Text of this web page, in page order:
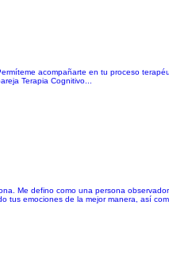
acompañarte en tu proceso
Terapia Cognitivo...
Me defino como una persona
emociones de la mejor manera, así